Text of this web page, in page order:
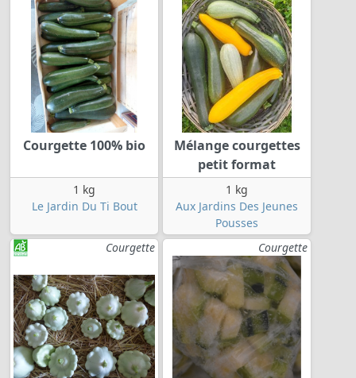
Courgette 100% bio
1 kg
Le Jardin Du Ti Bout
Mélange courgettes
petit format
1 kg
Aux Jardins Des Jeunes
Pousses
Courgette
Courgette